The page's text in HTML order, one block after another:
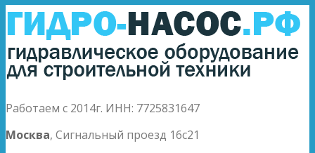
Работаем с 2014г. ИНН: 7725831647
Москва, Сигнальный проезд 16с21